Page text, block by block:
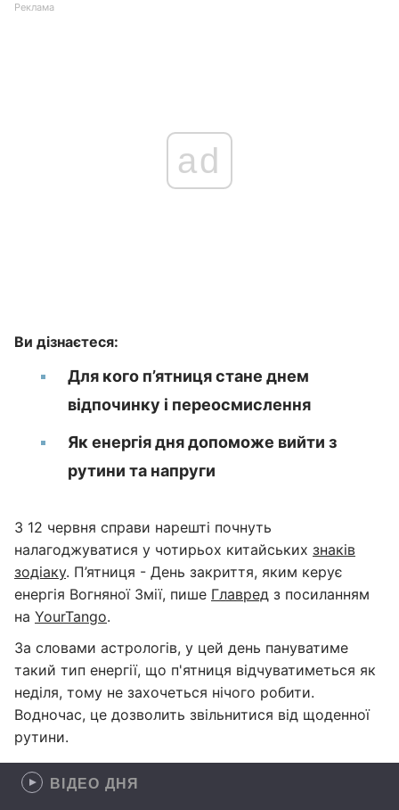
Реклама
ad
Ви дізнаєтеся:
Для кого п’ятниця стане днем
відпочинку і переосмислення
Як енергія дня допоможе вийти з
рутини та напруги
З 12 червня справи нарешті почнуть
налагоджуватися у чотирьох китайських знаків
зодіаку. П’ятниця - День закриття, яким керує
енергія Вогняної Змії, пише Главред з посиланням
на YourTango.
За словами астрологів, у цей день пануватиме
такий тип енергії, що п'ятниця відчуватиметься як
неділя, тому не захочеться нічого робити.
Водночас, це дозволить звільнитися від щоденної
рутини.
ВІДЕО ДНЯ